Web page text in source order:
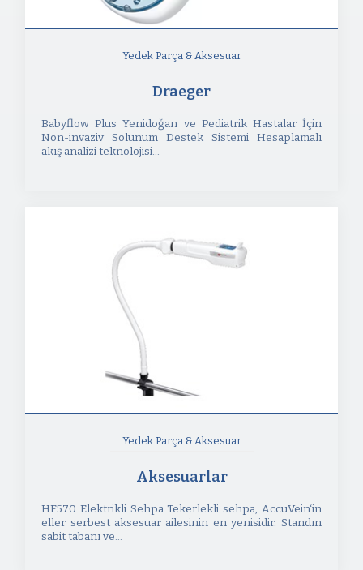
Yedek Parça & Aksesuar
Draeger
Babyflow Plus Yenidoğan ve Pediatrik Hastalar İçin
Non-invaziv Solunum Destek Sistemi Hesaplamalı
akış analizi teknolojisi...
Yedek Parça & Aksesuar
Aksesuarlar
HF570 Elektrikli Sehpa Tekerlekli sehpa, AccuVein‘in
eller serbest aksesuar ailesinin en yenisidir. Standın
sabit tabanı ve...